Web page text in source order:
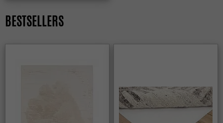
lige godt i moderne hjem som i klassiske omgivelser.
BESTSELLERS